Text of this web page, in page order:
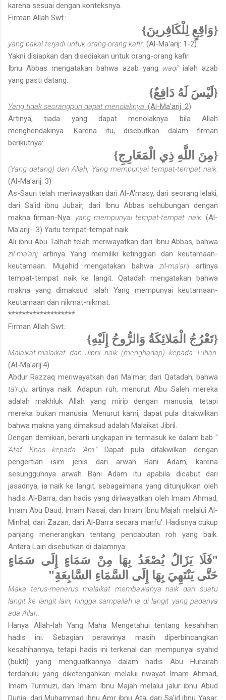
karena sesuai dengan konteksnya.
Firman Allah Swt.:
{وَاقِعٍ لِلْكَافِرينَ}
yang bakal terjadi untuk orang-orang kafir. (Al-Ma'arij: 1-2)
Yakni disiapkan dan disediakan untuk orang-orang kafir.
Ibnu Abbas mengatakan bahwa azab yang waqi'ialah azab
yang pasti datang.
{لَيْسَ لَهُ دَافِعٌ}
Yang tidak seorangpun dapat menolaknya . (Al-Ma'arij: 2)
Artinya, tiada yang dapat menolaknya bila Allah
menghendakinya. Karena itu, disebutkan dalam firman
berikutnya:
{مِنَ اللَّهِ ذِي الْمَعَارِجِ}
(Yang datang) dari Allah, Yang mempunyai tempat-tempat naik.
(Al-Ma'arij: 3)
As-Sauri telah meriwayatkan dari Al-A'masy, dari seorang lelaki,
dari Sa'id ibnu Jubair, dari Ibnu Abbas sehubungan dengan
makna firman-Nya: yang mempunyai tempat-tempat naik. (Al-
Ma'arij-. 3) Yaitu tempat-tempat naik.
Ali ibnu Abu Talhah telah meriwayatkan dari Ibnu Abbas, bahwa
zil-ma'arij artinya Yang memiliki ketinggian dan keutamaan-
keutamaan. Mujahid mengatakan bahwazil-ma'arij artinya
tempat-tempat naik ke langit. Qatadah mengatakan bahwa
makna yang dimaksud ialah Yang mempunyai keutamaan-
keutamaan dan nikmat-nikmat.
*******************
Firman Allah Swt.:
{تَعْرُجُ الْمَلائِكَةُ وَالرُّوحُ إِلَيْهِ}
Malaikat-malaikat dan Jibril naik (menghadap) kepada Tuhan
(Al-Ma'arij:4)
Abdur Razzaq meriwayatkan dari Ma'mar, dari Qatadah, bahwa
ta'ruju artinya naik. Adapun ruh, menurut Abu Saleh mereka
adalah makhluk Allah yang mirip dengan manusia, tetapi
mereka bukan manusia. Menurut kami, dapat pula ditakwilkan
bahwa makna yang dimaksud adalah Malaikat Jibril.
Dengan demikian, berarti ungkapan ini termasuk ke dalam bab "
'Ataf Khas kepada 'Am."Dapat pula ditakwilkan dengan
pengertian isim jenis dari arwah Bani Adam, karena
sesungguhnya arwah Bani Adam itu apabila dicabut dari
jasadnya, ia naik ke langit, sebagaimana yang ditunjukkan oleh
hadis Al-Barra, dan hadis yang diriwayatkan oleh Imam Ahmad,
Imam Abu Daud, Imam Nasai, dan Imam Ibnu Majah melalui Al-
Minhal, dari Zazan, dari Al-Barra secara marfu'. Hadisnya cukup
panjang menerangkan tentang pencabutan roh yang baik.
Antara Lain disebutkan di dalamnya:
"فَلَا يَزَالُ يُصْعَدُ بِهَا مِنْ سَمَاءٍ إِلَى سَمَاءٍ
حَتَّى يَنْتَهِيَ بِهَا إِلَى السَّمَاءِ السَّابِعَةِ"
Maka terus-menerus malaikat membawanya naik dari suatu
langit ke langit lain, hingga sampailah ia di langit yang padanya
ada Allah.
Hanya Allah-lah Yang Maha Mengetahui tentang kesahihan
hadis ini. Sebagian perawinya masih diperbincangkan
kesahihannya, tetapi hadis ini terkenal dan mempunyai syahid
(bukti) yang menguatkannya dalam hadis Abu Hurairah
terdahulu yang diketengahkan melalui riwayat Imam Ahmad,
Imam Turmuzi, dan Imam Ibnu Majah melalui jalur ibnu Abud
Dunia, dari Muhammad ibnu Amr ibnu Ata, dari Sa'id ibnu Yasar,